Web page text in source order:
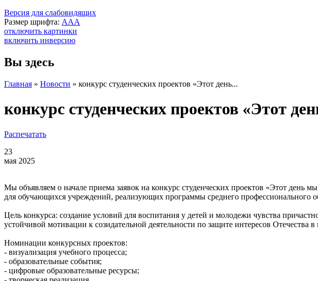
Версия для слабовидящих
Размер шрифта: AAA
отключить картинки
включить инверсию
Вы здесь
Главная » Новости » конкурс студенческих проектов «Этот день...
конкурс студенческих проектов «Этот
Распечатать
23
мая 2025
Мы объявляем о начале приема заявок на конкурс студенческих проектов «Этот день
для обучающихся учреждений, реализующих программы среднего профессионального
Цель конкурса: создание условий для воспитания у детей и молодежи чувства
устойчивой мотивации к созидательной деятельности по защите интересов Отечества
Номинации конкурсных проектов:
- визуализация учебного процесса;
- образовательные события;
- цифровые образовательные ресурсы;